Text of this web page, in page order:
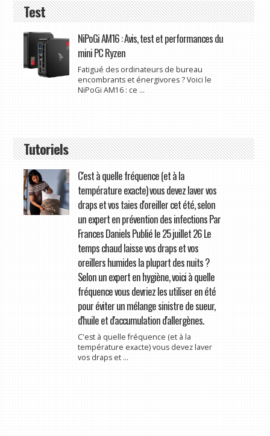
Test
NiPoGi AM16 : Avis, test et performances du
mini PC Ryzen
Fatigué des ordinateurs de bureau
encombrants et énergivores ? Voici le
NiPoGi AM16 : ce ...
Tutoriels
C'est à quelle fréquence (et à la
température exacte) vous devez laver vos
draps et vos taies d'oreiller cet été, selon
un expert en prévention des infections Par
Frances Daniels Publié le 25 juillet 26 Le
temps chaud laisse vos draps et vos
oreillers humides la plupart des nuits ?
Selon un expert en hygiène, voici à quelle
fréquence vous devriez les utiliser en été
pour éviter un mélange sinistre de sueur,
d'huile et d'accumulation d'allergènes.
C'est à quelle fréquence (et à la
température exacte) vous devez laver
vos draps et ...